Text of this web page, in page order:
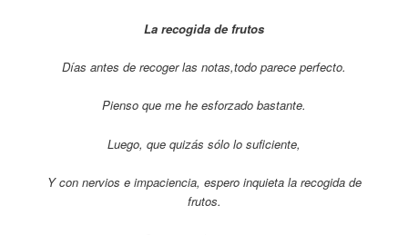
La recogida de frutos
Días antes de recoger las notas,todo parece perfecto.
Pienso que me he esforzado bastante.
Luego, que quizás sólo lo suficiente,
Y con nervios e impaciencia, espero inquieta la recogida de
frutos.